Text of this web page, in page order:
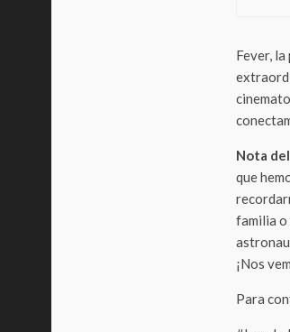
Fever,
Nota
que
familia o
¡Nos
Para